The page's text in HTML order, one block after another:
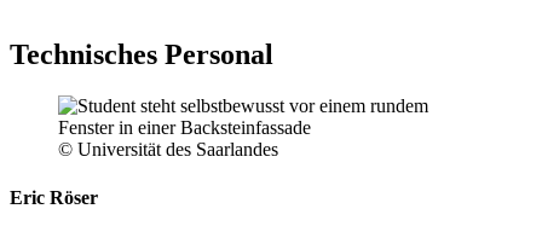
Technisches Personal
© Universität des Saarlandes
Eric Röser